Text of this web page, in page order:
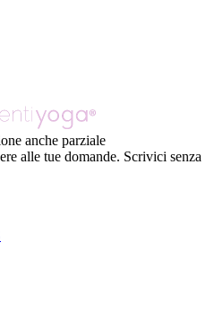
anche parziale
alle tue domande. Scrivici senza